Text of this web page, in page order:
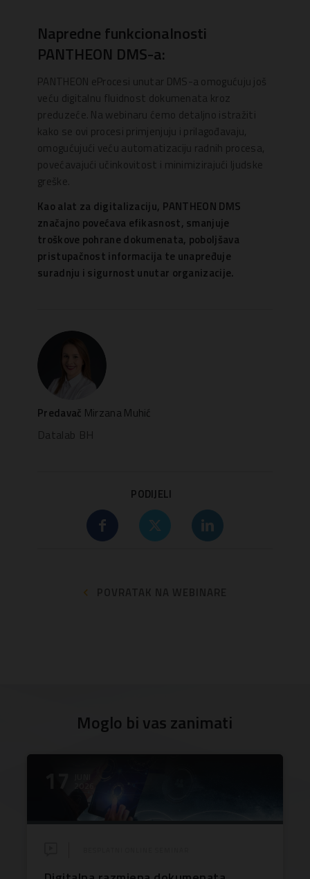
Napredne funkcionalnosti
PANTHEON DMS-a:
PANTHEON eProcesi unutar DMS-a omogućuju još
veću digitalnu fluidnost dokumenata kroz
preduzeće. Na webinaru ćemo detaljno istražiti
kako se ovi procesi primjenjuju i prilagođavaju,
omogućujući veću automatizaciju radnih procesa,
povećavajući učinkovitost i minimizirajući ljudske
greške.
Kao alat za digitalizaciju, PANTHEON DMS
značajno povećava efikasnost, smanjuje
troškove pohrane dokumenata, poboljšava
pristupačnost informacija te unapređuje
suradnju i sigurnost unutar organizacije.
Predavač Mirzana Muhić
Datalab BH
PODIJELI
Moglo bi vas zanimati